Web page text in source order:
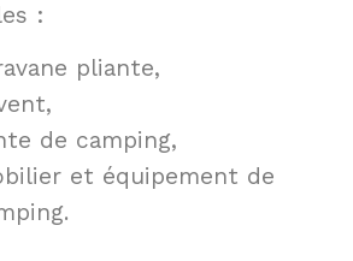
:
pliante,
de camping,
et équipement de